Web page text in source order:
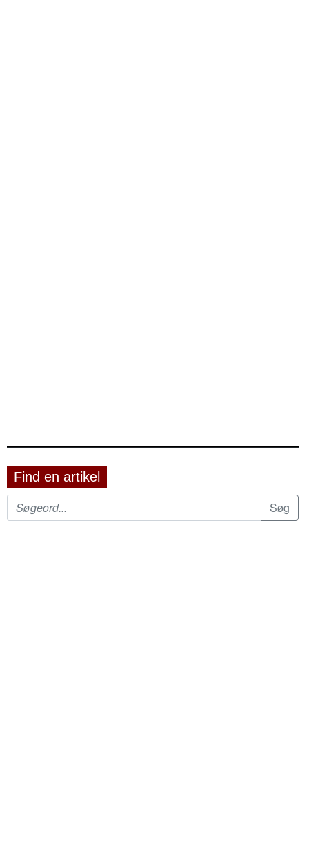
Find en artikel